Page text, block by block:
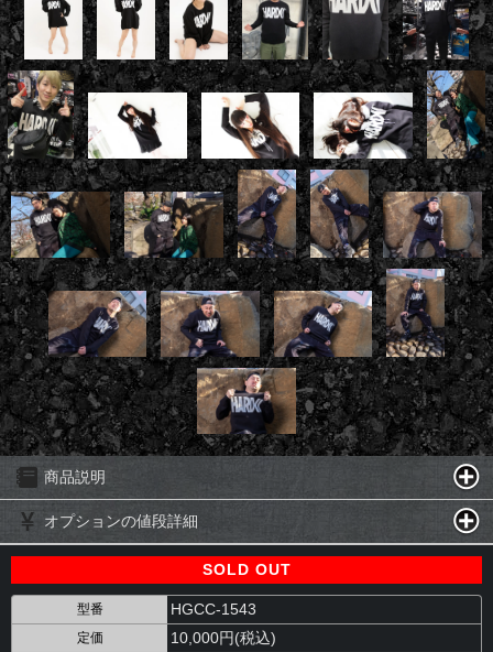
商品説明
オプションの値段詳細
SOLD OUT
型番 HGCC-1543
定価 10,000円(税込)